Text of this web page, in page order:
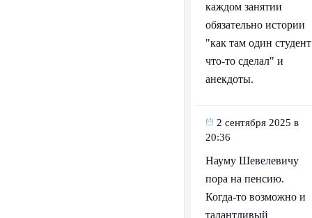
каждом занятии
обязательно истории
"как там один студент
что-то сделал" и
анекдоты.
2 сентября 2025 в
20:36
Науму Шевелевичу
пора на пенсию.
Когда-то возможно и
талантливый